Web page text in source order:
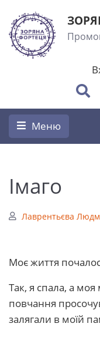
Меню
Імаго
Лаврентьєва
Моє життя
Так, я спала, а моя
повчання
залягали в моїй